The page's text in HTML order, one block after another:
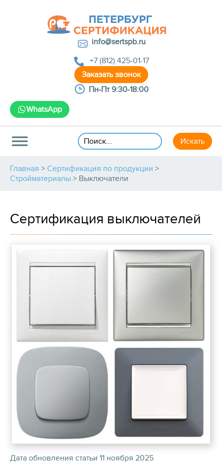
info@sertspb.ru
+7 (812) 425-01-17
Пн-Пт 9:30-18:00
WhatsApp
Главная > Сертификация по продукции >
Стройматериалы > Выключатели
Сертификация выключателей
Дата обновления статьи 11 ноября 2025